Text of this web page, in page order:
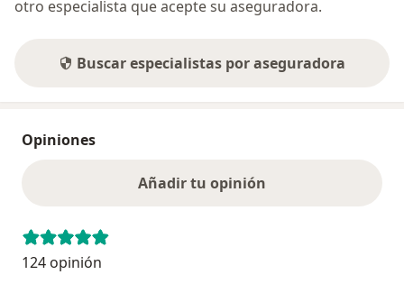
otro especialista que acepte su aseguradora.
Buscar especialistas por aseguradora
Opiniones
Añadir tu opinión
124 opinión